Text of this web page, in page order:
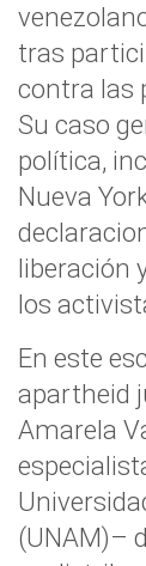
tras
contra las
Su caso
política,
Nueva
liberación
los
En este
apartheid
Amarela
(UNAM)–